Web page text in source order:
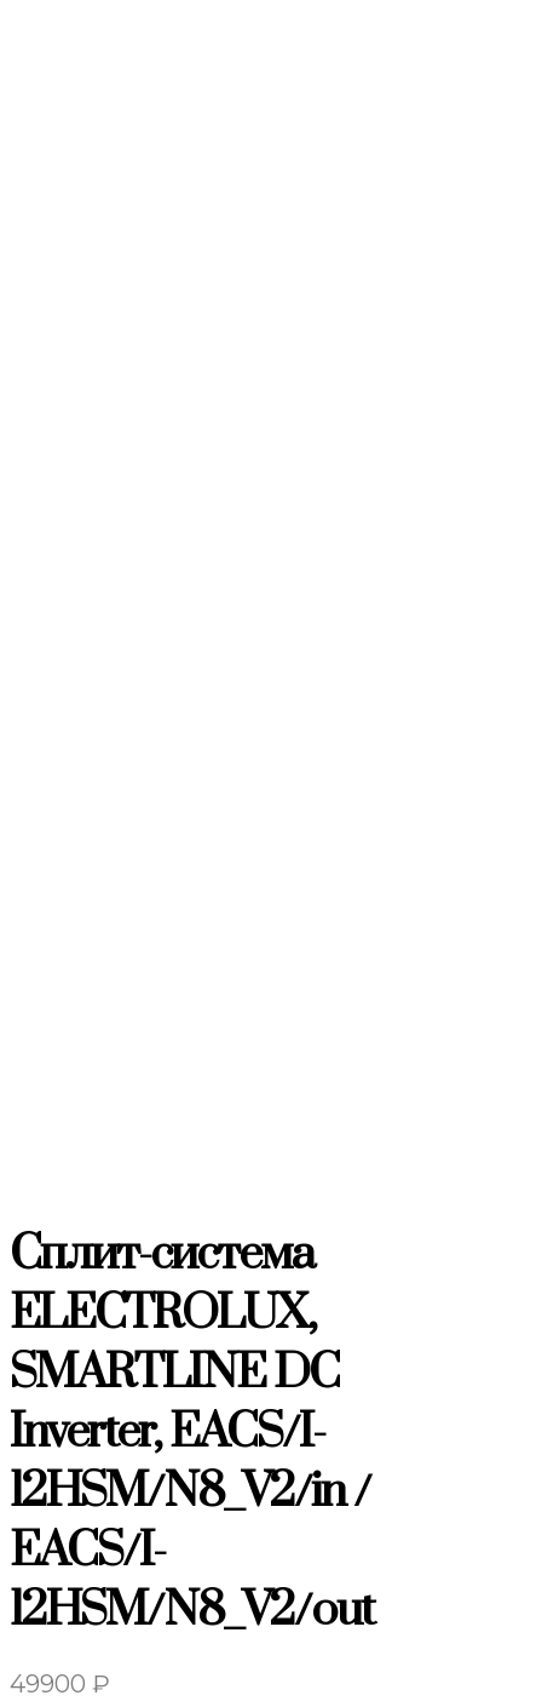
Сплит-система
ELECTROLUX,
SMARTLINE DC
Inverter, EACS/I-
12HSM/N8_V2/in /
EACS/I-
12HSM/N8_V2/out
49900 ₽